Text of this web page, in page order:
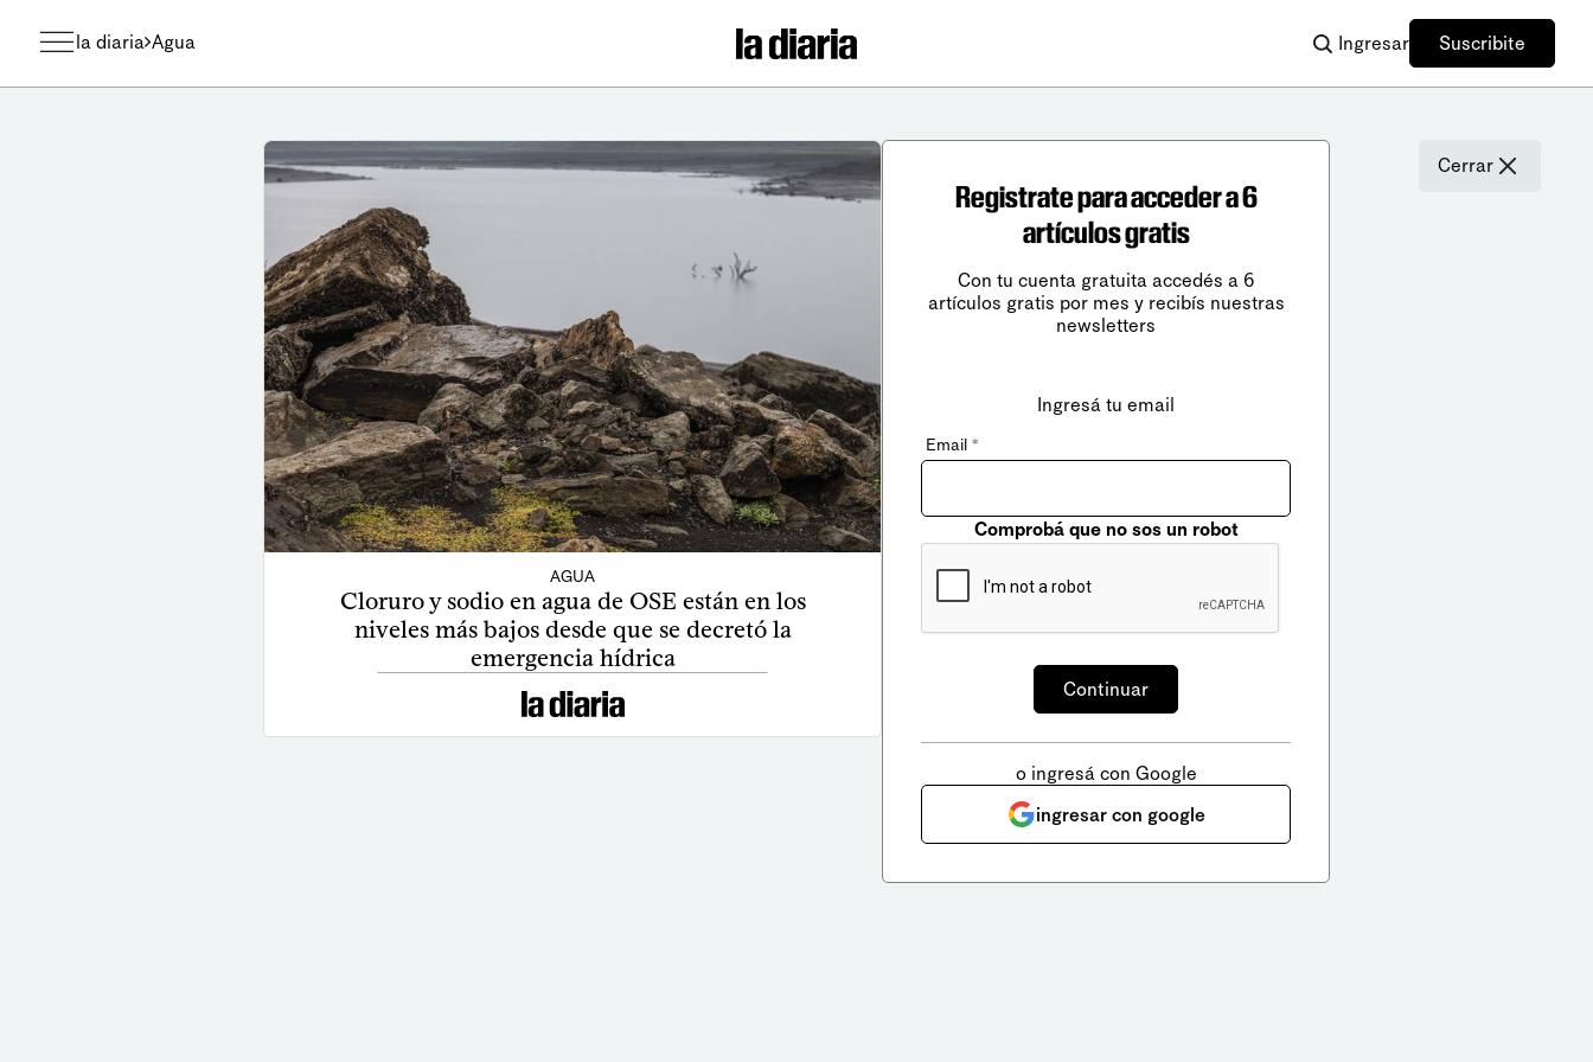
la diaria Agua Ingresar Suscribite
AGUA
Cloruro y sodio en agua de OSE están en los
niveles más bajos desde que se decretó la
emergencia hídrica
Cerrar
Registrate para acceder a 6
artículos gratis
Con tu cuenta gratuita accedés a 6
artículos gratis por mes y recibís nuestras
newsletters
Ingresá tu email
Email *
Comprobá que no sos un robot
o ingresá con Google
ingresar con google